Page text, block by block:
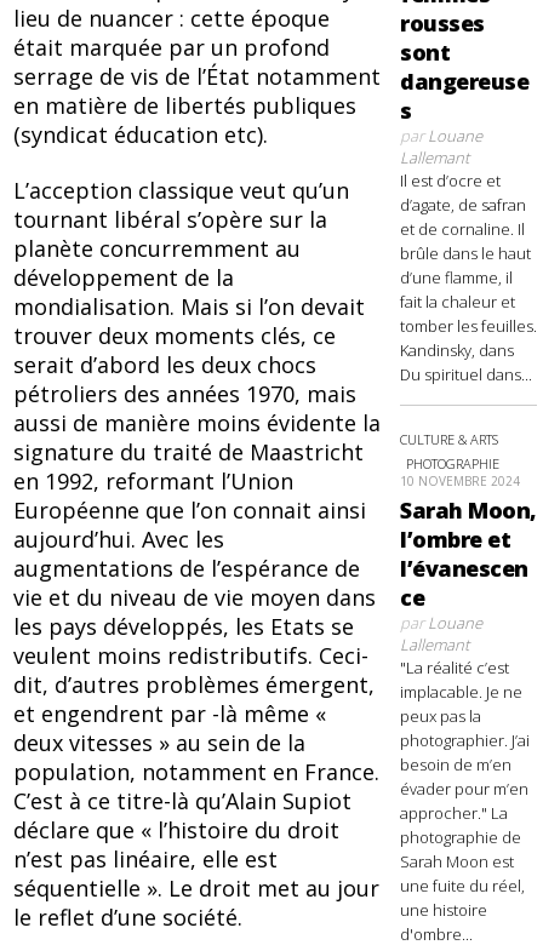
lieu de nuancer : cette époque
était marquée par un profond
serrage de vis de l’État notamment
en matière de libertés publiques
(syndicat éducation etc).
L’acception classique veut qu’un
tournant libéral s’opère sur la
planète concurremment au
développement de la
mondialisation. Mais si l’on devait
trouver deux moments clés, ce
serait d’abord les deux chocs
pétroliers des années 1970, mais
aussi de manière moins évidente la
signature du traité de Maastricht
en 1992, reformant l’Union
Européenne que l’on connait ainsi
aujourd’hui. Avec les
augmentations de l’espérance de
vie et du niveau de vie moyen dans
les pays développés, les Etats se
veulent moins redistributifs. Ceci-
dit, d’autres problèmes émergent,
et engendrent par -là même «
deux vitesses » au sein de la
population, notamment en France.
C’est à ce titre-là qu’Alain Supiot
déclare que « l’histoire du droit
n’est pas linéaire, elle est
séquentielle ». Le droit met au jour
le reflet d’une société.
rousses
sont
dangereuse
s
parLouane
Lallemant
Il est d’ocre et
d’agate, de safran
et de cornaline. Il
brûle dans le haut
d’une flamme, il
fait la chaleur et
tomber les feuilles.
Kandinsky, dans
Du spirituel dans...
CULTURE & ARTS
PHOTOGRAPHIE
10 NOVEMBRE 2024
Sarah Moon,
l’ombre et
l’évanescen
ce
parLouane
Lallemant
"La réalité c’est
implacable. Je ne
peux pas la
photographier. J’ai
besoin de m’en
évader pour m’en
approcher." La
photographie de
Sarah Moon est
une fuite du réel,
une histoire
d'ombre...